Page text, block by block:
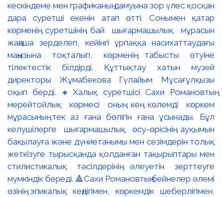
кескіндеме мен графиканың дамуына зор үлес қосқан
дара суретші екенін атап өтті. Сонымен қатар
көрменің суретшінің бай шығармашылық мұрасын
жаңаша зерделеп, кейінгі ұрпаққа насихаттаудағы
маңызына тоқталып, көрменің табысты өтуіне
тілектестік білдірді. Құттықтау хатын музей
директоры Жұмабекова Гүлайым Мұсағұлқызы
оқып берді. 🔸Халық суретшісі Сахи Романовтың
мерейтойлық көрмесі оның кең көлемді көркем
мұрасының тек аз ғана бөлігін ғана ұсынады. Бұл
келушілерге шығармашылық өсу-өрісінің ауқымын
бақылауға және дүниетанымы мен сезімдерін толық
жеткізуге тырысқанда қолданған тақырыптары мен
стилистикалық тәсілдерінің әлеуетін зерттеуге
мүмкіндік береді. 🔺Сахи Романовтың бейнелер әлемі
өзінің эпикалық кеңдігімен, көркемдік шеберлігімен,